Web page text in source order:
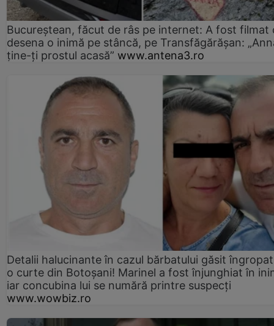
Bucureștean, făcut de râs pe internet: A fost filmat
desena o inimă pe stâncă, pe Transfăgărășan:
ține-ți prostul acasă” www.antena3.ro
Detalii halucinante în cazul bărbatului găsit
o curte din Botoșani! Marinel a fost înjunghiat în
iar concubina lui se numără printre suspecți
www.wowbiz.ro